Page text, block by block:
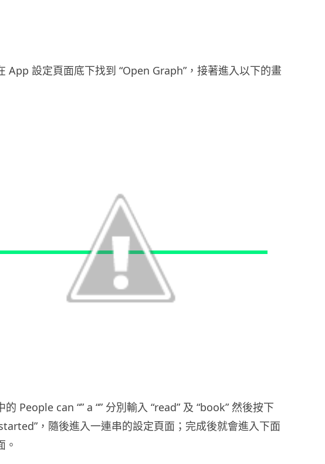
App 設定頁面底下找到 “Open Graph”，接著進入以下的畫
的 People can “” a “” 分別輸入 “read” 及 “book” 然後按下
，隨後進入一連串的設定頁面；完成後就會進入下面
。